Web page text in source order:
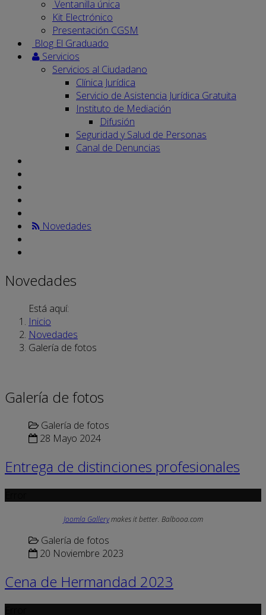
Ventanilla única
Kit Electrónico
Presentación CGSM
Blog El Graduado
Servicios
Servicios al Ciudadano
Clínica Jurídica
Servicio de Asistencia Jurídica Gratuita
Instituto de Mediación
Difusión
Seguridad y Salud de Personas
Canal de Denuncias
Novedades
Novedades
Está aquí:
Inicio
Novedades
Galería de fotos
Galería de fotos
Galería de fotos
28 Mayo 2024
Entrega de distinciones profesionales
Joomla Gallerymakes it better. Balbooa.com
Galería de fotos
20 Noviembre 2023
Cena de Hermandad 2023